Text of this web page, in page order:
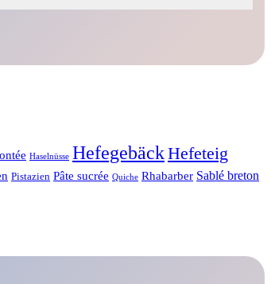
Haselnüsse HefegebäckHefeteig
Pistazien Pâte sucrée Quiche Rhabarber Sablé breton